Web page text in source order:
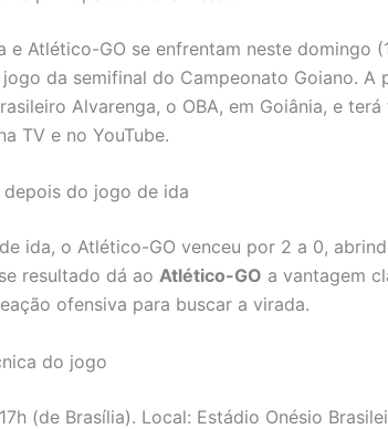
e Atlético-GO se enfrentam neste domingo
da semifinal do Campeonato Goiano. A
Alvarenga, o OBA, em Goiânia, e
TV e no YouTube.
depois do jogo de ida
ida, o Atlético-GO venceu por 2 a 0,
resultado dá ao Atlético-GO a vantagem
ofensiva para buscar a virada.
do jogo
(de Brasília). Local: Estádio Onésio